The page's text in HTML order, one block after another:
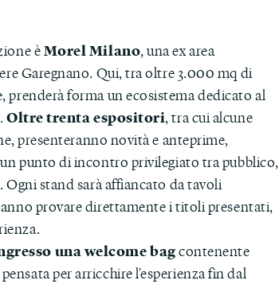
èMorel Milano, una ex area
Garegnano. Qui, tra oltre 3.000 mq di
prenderà forma un ecosistema dedicato al
Oltre trenta espositori, tra cui alcune
presenteranno novità e anteprime,
punto di incontro privilegiato tra pubblico,
stand sarà affiancato da tavoli
provare direttamente i titoli presentati,
una welcome bagcontenente
per arricchire l'esperienza fin dal